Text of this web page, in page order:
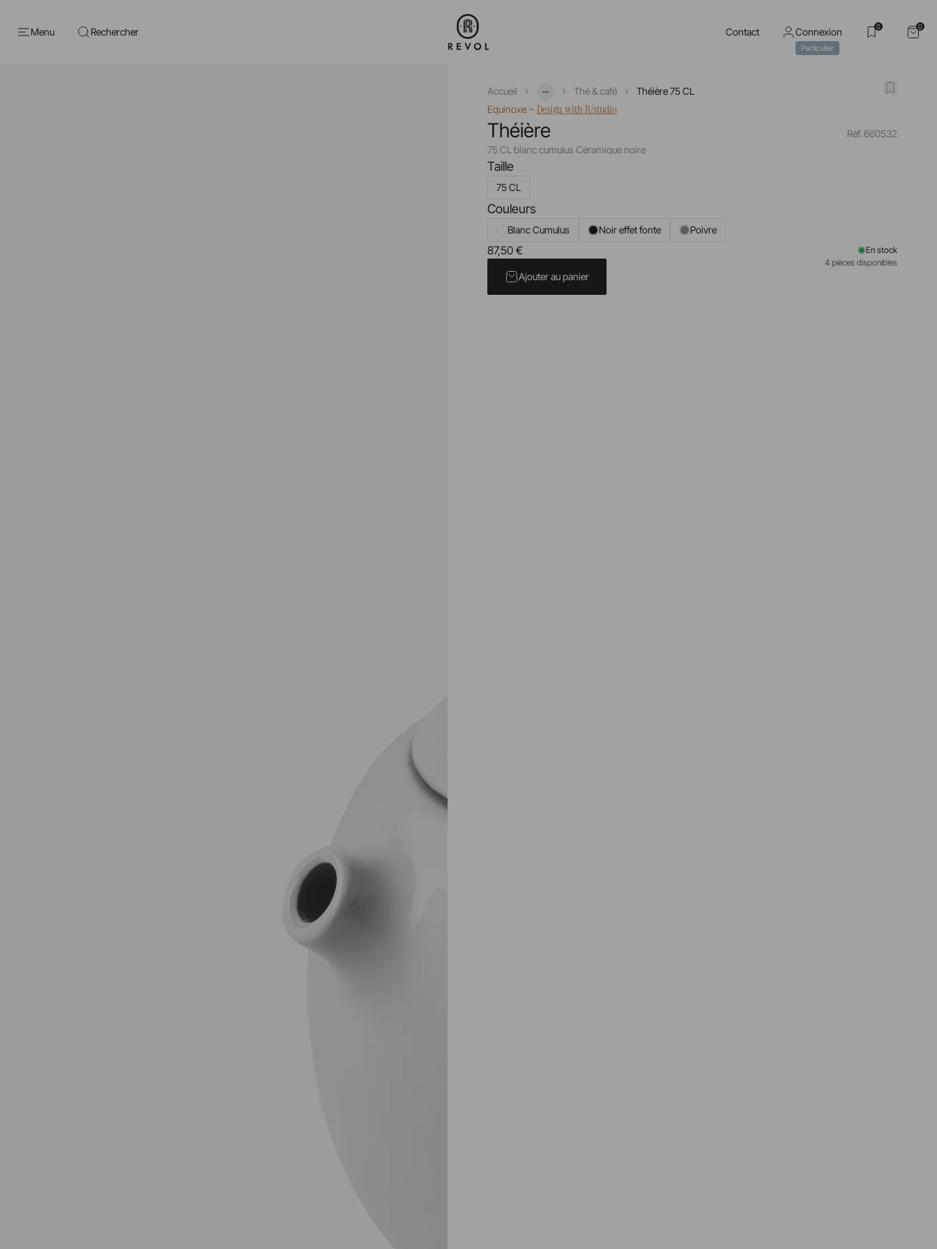
Menu Rechercher Contact Connexion
Particulier
0 0
Accueil ... Thé & café
Théière 75 CL
Equinoxe -Design with R/studio
Théière
75 CL blanc cumulus Céramique noire
Réf. 660532
Taille
75 CL
Couleurs
Blanc Cumulus Noir effet fonte Poivre
87,50 €
En stock
4 pièces disponibles
Ajouter au panier